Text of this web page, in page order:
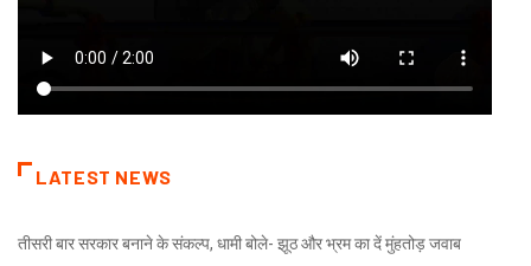
LATEST NEWS
तीसरी बार सरकार बनाने के संकल्प, धामी बोले- झूठ और भ्रम का दें मुंहतोड़ जवाब